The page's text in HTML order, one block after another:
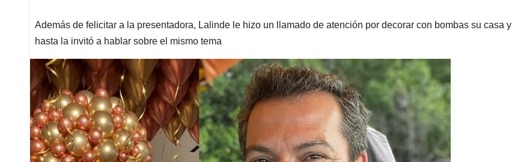
Además de felicitar a la presentadora, Lalinde le hizo un llamado de atención por decorar con bombas su casa y
hasta la invitó a hablar sobre el mismo tema